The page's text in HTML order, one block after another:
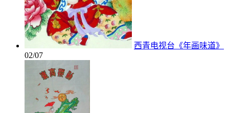
西青电视台《年画味道》
02/07